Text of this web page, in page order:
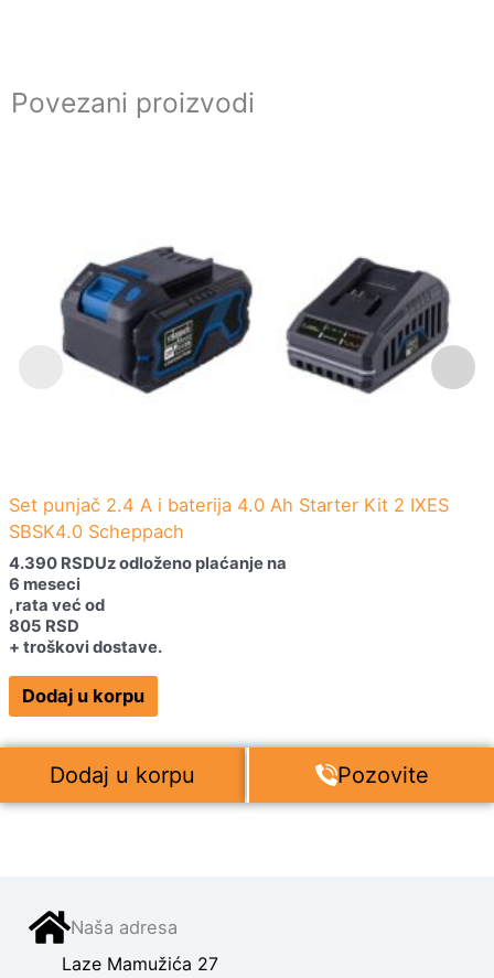
Povezani proizvodi
Set punjač 2.4 A i baterija 4.0 Ah Starter Kit 2 IXES
SBSK4.0 Scheppach
4.390 RSDUz odloženo plaćanje na
6 meseci
, rata već od
805 RSD
+ troškovi dostave.
Dodaj u korpu
Dodaj u korpu Pozovite
Naša adresa
Laze Mamužića 27